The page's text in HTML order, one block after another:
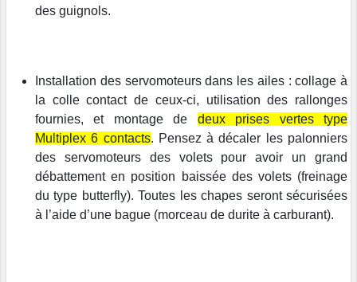
des guignols.
Installation des servomoteurs dans les ailes : collage à
la colle contact de ceux-ci, utilisation des rallonges
fournies, et montage de deux prises vertes type
Multiplex 6 contacts. Pensez à décaler les palonniers
des servomoteurs des volets pour avoir un grand
débattement en position baissée des volets (freinage
du type butterfly). Toutes les chapes seront sécurisées
à l’aide d’une bague (morceau de durite à carburant).